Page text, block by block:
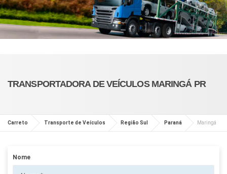
TRANSPORTADORA DE VEÍCULOS MARINGÁ PR
Carreto Transporte de Veículos Região Sul Paraná Maringá
Nome